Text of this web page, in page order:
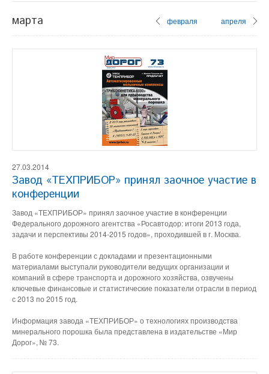
февраля апреля
марта
27.03.2014
Завод «ТЕХПРИБОР» принял заочное участие в
конференции
Завод «ТЕХПРИБОР» принял заочное участие в конференции
Федерального дорожного агентства «Росавтодор: итоги 2013 года,
задачи и перспективы 2014-2015 годов», проходившей в г. Москва.
В работе конференции с докладами и презентационными
материалами выступали руководители ведущих организации и
компаний в сфере транспорта и дорожного хозяйства, озвучены
ключевые финансовые и статистические показатели отрасли в период
с 2013 по 2015 год.
Информация завода «ТЕХПРИБОР» о технологиях производства
минерального порошка была представлена в издательстве «Мир
Дорог», № 73.